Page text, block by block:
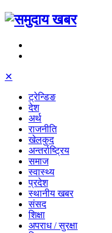
✕
ट्रेन्डिङ
देश
अर्थ
राजनीति
खेलकुद
अन्तर्राष्ट्रिय
समाज
स्वास्थ्य
प्रदेश
स्थानीय खबर
संसद
शिक्षा
अपराध / सुरक्षा